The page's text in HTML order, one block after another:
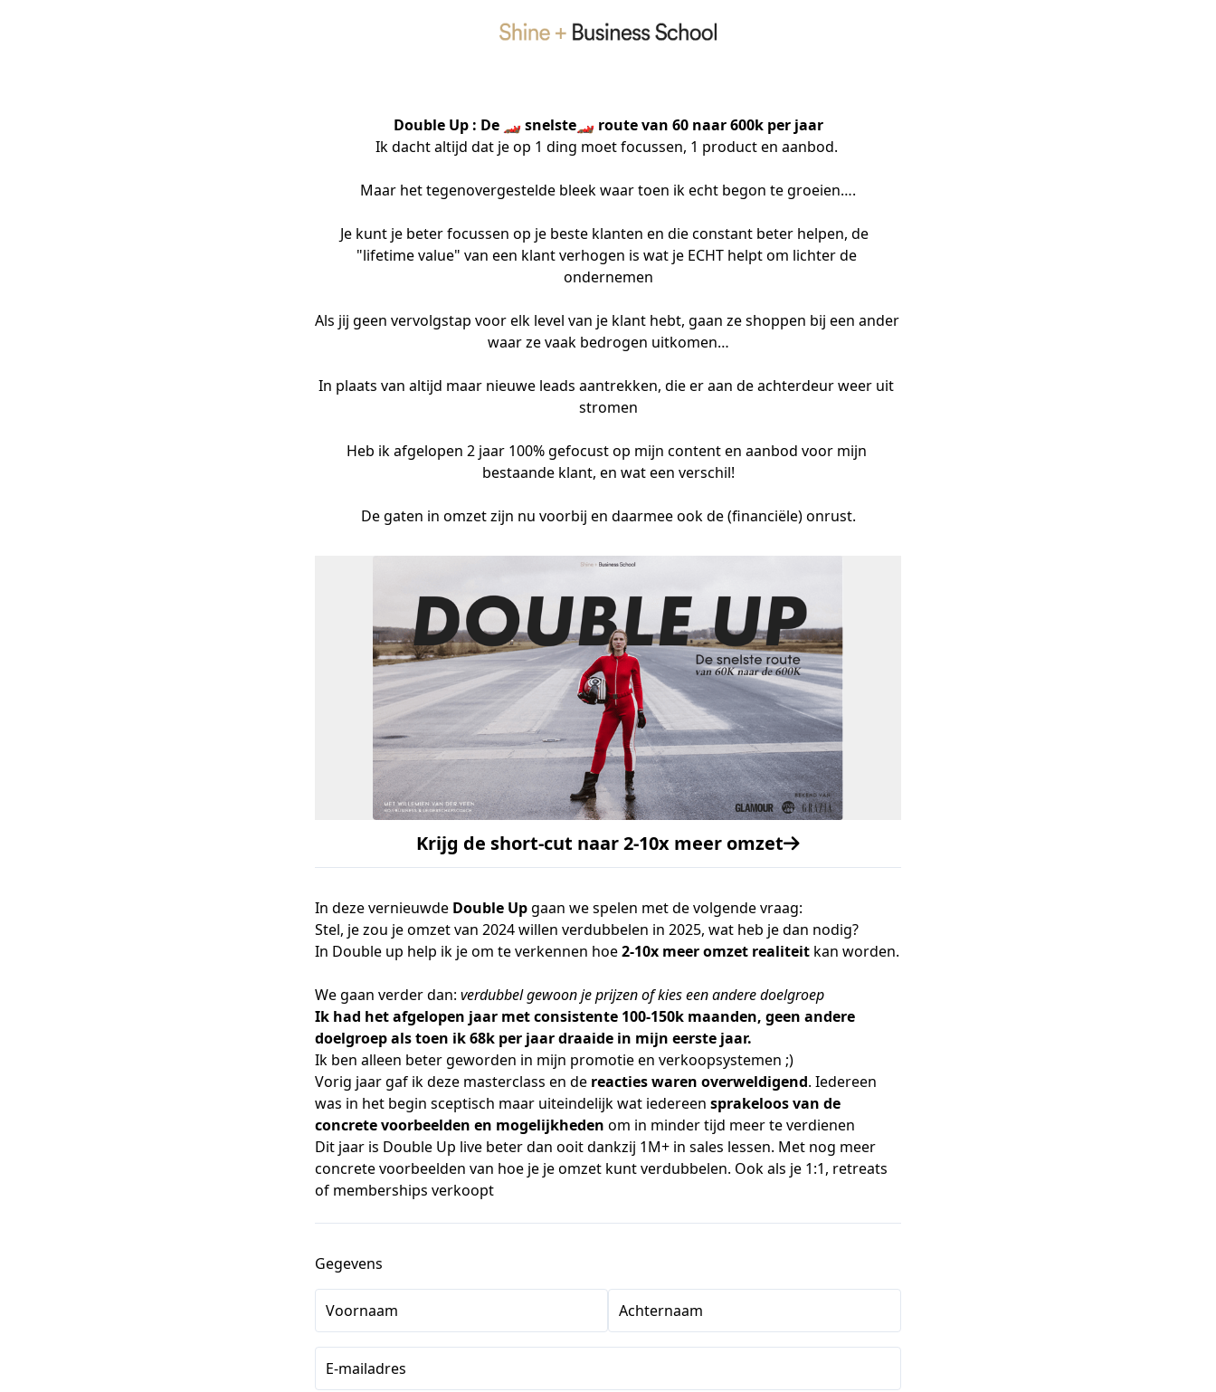
Double Up : De 🏎️snelste🏎️ route van 60 naar 600k per jaar
Ik dacht altijd dat je op 1 ding moet focussen, 1 product en aanbod.
Maar het tegenovergestelde bleek waar toen ik echt begon te groeien….
Je kunt je beter focussen op je beste klanten en die constant beter helpen, de
"lifetime value" van een klant verhogen is wat je ECHT helpt om lichter de
ondernemen
Als jij geen vervolgstap voor elk level van je klant hebt, gaan ze shoppen bij een ander
waar ze vaak bedrogen uitkomen…
In plaats van altijd maar nieuwe leads aantrekken, die er aan de achterdeur weer uit
stromen
Heb ik afgelopen 2 jaar 100% gefocust op mijn content en aanbod voor mijn
bestaande klant, en wat een verschil!
De gaten in omzet zijn nu voorbij en daarmee ook de (financiële) onrust.
Krijg de short-cut naar 2-10x meer omzet
In deze vernieuwde Double Upgaan we spelen met de volgende vraag:
Stel, je zou je omzet van 2024 willen verdubbelen in 2025, wat heb je dan nodig?
In Double up help ik je om te verkennen hoe2-10x meer omzet realiteit kan worden.
We gaan verder dan: verdubbel gewoon je prijzen of kies een andere doelgroep
Ik had het afgelopen jaar met consistente 100-150k maanden, geen andere
doelgroep als toen ik 68k per jaar draaide in mijn eerste jaar.
Ik ben alleen beter geworden in mijn promotie en verkoopsystemen ;)
Vorig jaar gaf ik deze masterclass en de reacties waren overweldigend. Iedereen
was in het begin sceptisch maar uiteindelijk wat iedereen sprakeloos van de
concrete voorbeelden en mogelijkheden om in minder tijd meer te verdienen
Dit jaar is Double Up live beter dan ooit dankzij 1M+ in sales lessen. Met nog meer
concrete voorbeelden van hoe je je omzet kunt verdubbelen. Ook als je 1:1, retreats
of memberships verkoopt
Gegevens
Voornaam Achternaam
E-mailadres